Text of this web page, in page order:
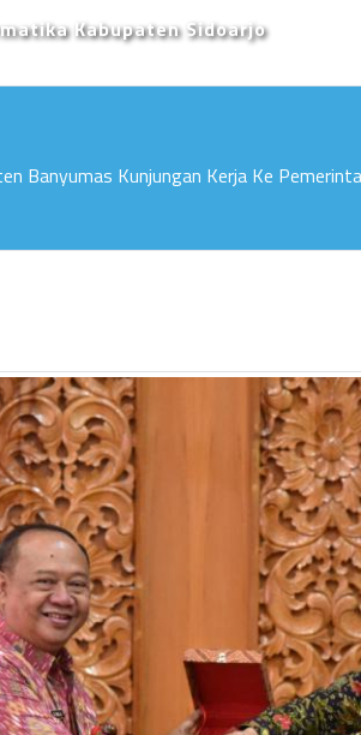
Kabupaten Sidoarjo
Banyumas Kunjungan Kerja Ke